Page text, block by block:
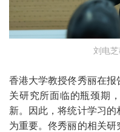
刘电
香港大学教授佟秀丽在
关研究所面临的瓶颈期
新。因此，将统计学习
为重要。佟秀丽的相关